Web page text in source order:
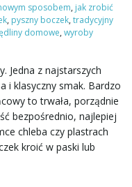
sposobem, jak zrobić
, pyszny boczek,tradycyjny
domowe,wyroby
Jedna z najstarszych
i klasyczny smak. Bardzo
to trwała, porządnie
bezpośrednio, najlepiej
chleba czy plastrach
kroić w paski lub